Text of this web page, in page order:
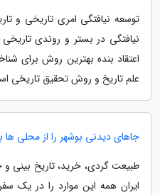
توسعه نیافتگی امری تاریخی و
نیافتگی در بستر و روندی
اعتقاد بنده بهترین روش برای
علم تاریخ و روش تحقیق تاریخی
جاهای دیدنی بوشهر را از محلی ها
طبیعت گردی، خرید، تاریخ بینی
ایران همه این موارد را در یک